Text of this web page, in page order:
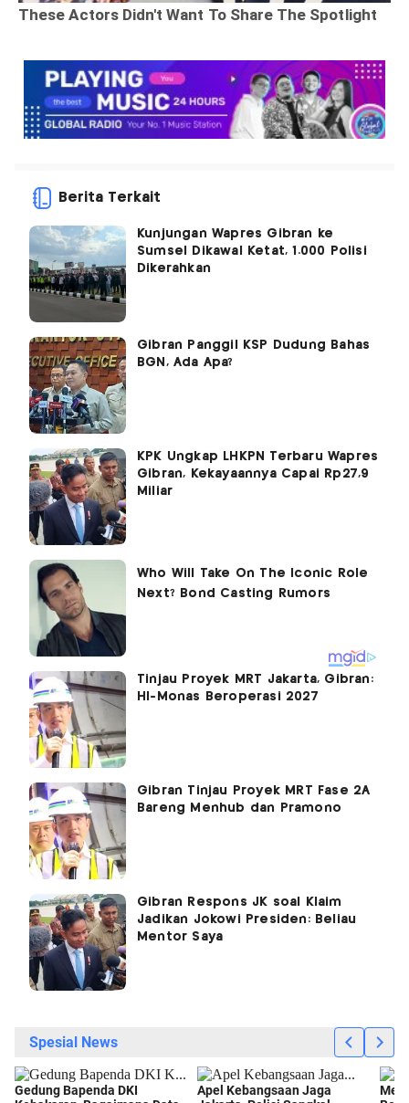
Berita Terkait
Kunjungan Wapres Gibran ke
Sumsel Dikawal Ketat, 1.000 Polisi
Dikerahkan
Gibran Panggil KSP Dudung Bahas
BGN, Ada Apa?
KPK Ungkap LHKPN Terbaru Wapres
Gibran, Kekayaannya Capai Rp27,9
Miliar
Tinjau Proyek MRT Jakarta, Gibran:
HI-Monas Beroperasi 2027
Gibran Tinjau Proyek MRT Fase 2A
Bareng Menhub dan Pramono
Gibran Respons JK soal Klaim
Jadikan Jokowi Presiden: Beliau
Mentor Saya